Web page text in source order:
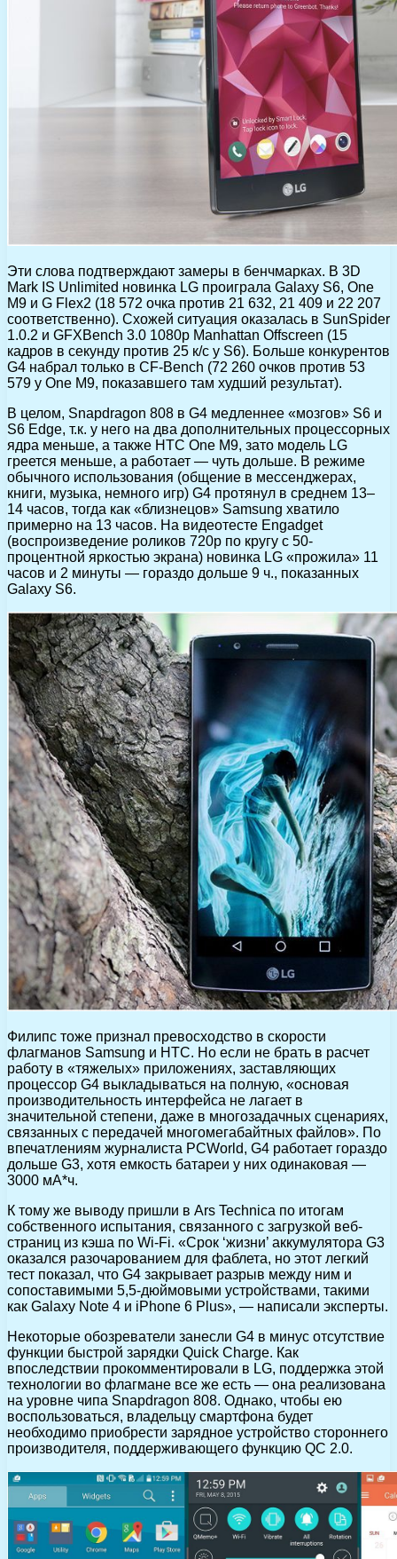
Эти слова подтверждают замеры в бенчмарках. В 3D
Mark IS Unlimited новинка LG проиграла Galaxy S6, One
M9 и G Flex2 (18 572 очка против 21 632, 21 409 и 22 207
соответственно). Схожей ситуация оказалась в SunSpider
1.0.2 и GFXBench 3.0 1080p Manhattan Offscreen (15
кадров в секунду против 25 к/c у S6). Больше конкурентов
G4 набрал только в CF-Bench (72 260 очков против 53
579 у One M9, показавшего там худший результат).
В целом, Snapdragon 808 в G4 медленнее «мозгов» S6 и
S6 Edge, т.к. у него на два дополнительных процессорных
ядра меньше, а также HTC One M9, зато модель LG
греется меньше, а работает — чуть дольше. В режиме
обычного использования (общение в мессенджерах,
книги, музыка, немного игр) G4 протянул в среднем 13–
14 часов, тогда как «близнецов» Samsung хватило
примерно на 13 часов. На видеотесте Engadget
(воспроизведение роликов 720р по кругу с 50-
процентной яркостью экрана) новинка LG «прожила» 11
часов и 2 минуты — гораздо дольше 9 ч., показанных
Galaxy S6.
Филипс тоже признал превосходство в скорости
флагманов Samsung и HTC. Но если не брать в расчет
работу в «тяжелых» приложениях, заставляющих
процессор G4 выкладываться на полную, «основая
производительность интерфейса не лагает в
значительной степени, даже в многозадачных сценариях,
связанных с передачей многомегабайтных файлов». По
впечатлениям журналиста PCWorld, G4 работает гораздо
дольше G3, хотя емкость батареи у них одинаковая —
3000 мА*ч.
К тому же выводу пришли в Ars Technica по итогам
собственного испытания, связанного с загрузкой веб-
страниц из кэша по Wi-Fi. «Срок ‘жизни’ аккумулятора G3
оказался разочарованием для фаблета, но этот легкий
тест показал, что G4 закрывает разрыв между ним и
сопоставимыми 5,5-дюймовыми устройствами, такими
как Galaxy Note 4 и iPhone 6 Plus», — написали эксперты.
Некоторые обозреватели занесли G4 в минус отсутствие
функции быстрой зарядки Quick Charge. Как
впоследствии прокомментировали в LG, поддержка этой
технологии во флагмане все же есть — она реализована
на уровне чипа Snapdragon 808. Однако, чтобы ею
воспользоваться, владельцу смартфона будет
необходимо приобрести зарядное устройство стороннего
производителя, поддерживающего функцию QC 2.0.